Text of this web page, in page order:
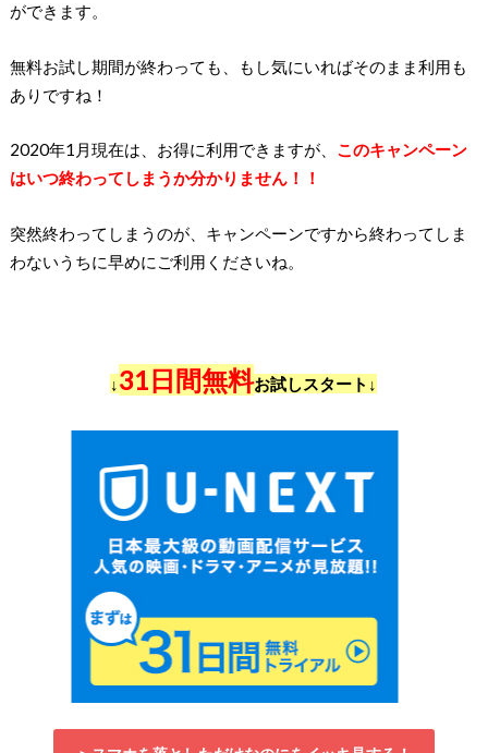
ができます。
無料お試し期間が終わっても、もし気にいればそのまま利用も
ありですね！
2020年1月現在は、お得に利用できますが、 このキャンペーン
はいつ終わってしまうか分かりません！！
突然終わってしまうのが、キャンペーンですから終わってしま
わないうちに早めにご利用くださいね。
↓31日間無料お試しスタート↓